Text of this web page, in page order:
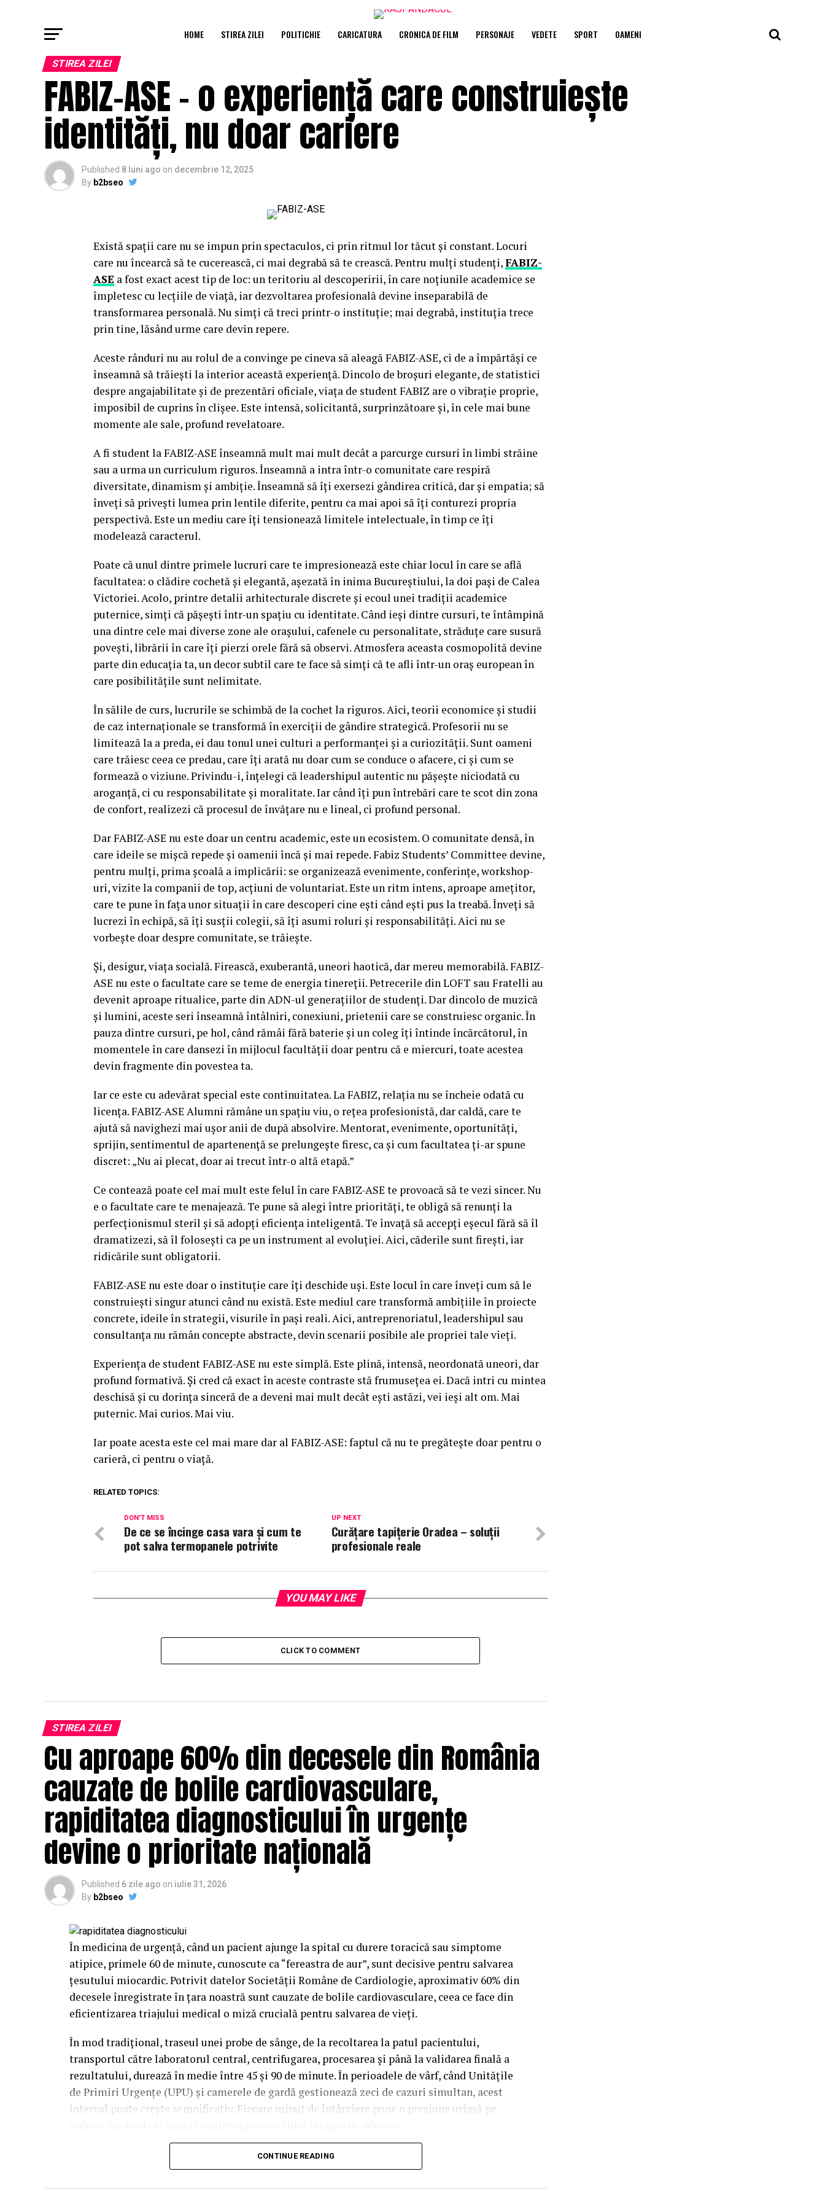
HOME STIREA ZILEI POLITICHIE CARICATURA CRONICA DE FILM PERSONAJE VEDETE SPORT OAMENI
STIREA ZILEI
FABIZ-ASE – o experiență care construiește
identități, nu doar cariere
Published 8 luni ago on decembrie 12, 2025
By b2bseo
Există spații care nu se impun prin spectaculos, ci prin ritmul lor tăcut și constant. Locuri
care nu încearcă să te cucerească, ci mai degrabă să te crească. Pentru mulţi studenţi,FABIZ-
ASE a fost exact acest tip de loc: un teritoriu al descoperirii, în care noțiunile academice se
împletesc cu lecțiile de viață, iar dezvoltarea profesională devine inseparabilă de
transformarea personală. Nu simți că treci printr-o instituție; mai degrabă, instituția trece
prin tine, lăsând urme care devin repere.
Aceste rânduri nu au rolul de a convinge pe cineva să aleagă FABIZ-ASE, ci de a împărtăși ce
înseamnă să trăiești la interior această experiență. Dincolo de broșuri elegante, de statistici
despre angajabilitate și de prezentări oficiale, viața de student FABIZ are o vibrație proprie,
imposibil de cuprins în clișee. Este intensă, solicitantă, surprinzătoare și, în cele mai bune
momente ale sale, profund revelatoare.
A fi student la FABIZ-ASE înseamnă mult mai mult decât a parcurge cursuri în limbi străine
sau a urma un curriculum riguros. Înseamnă a intra într-o comunitate care respiră
diversitate, dinamism și ambiție. Înseamnă să îți exersezi gândirea critică, dar și empatia; să
înveți să privești lumea prin lentile diferite, pentru ca mai apoi să îți conturezi propria
perspectivă. Este un mediu care îți tensionează limitele intelectuale, în timp ce îți
modelează caracterul.
Poate că unul dintre primele lucruri care te impresionează este chiar locul în care se află
facultatea: o clădire cochetă și elegantă, așezată în inima Bucureștiului, la doi pași de Calea
Victoriei. Acolo, printre detalii arhitecturale discrete și ecoul unei tradiții academice
puternice, simți că pășești într-un spațiu cu identitate. Când ieși dintre cursuri, te întâmpină
una dintre cele mai diverse zone ale orașului, cafenele cu personalitate, străduțe care susură
povești, librării în care îți pierzi orele fără să observi. Atmosfera aceasta cosmopolită devine
parte din educația ta, un decor subtil care te face să simți că te afli într-un oraș european în
care posibilitățile sunt nelimitate.
În sălile de curs, lucrurile se schimbă de la cochet la riguros. Aici, teorii economice și studii
de caz internaționale se transformă în exerciții de gândire strategică. Profesorii nu se
limitează la a preda, ei dau tonul unei culturi a performanței și a curiozității. Sunt oameni
care trăiesc ceea ce predau, care îți arată nu doar cum se conduce o afacere, ci și cum se
formează o viziune. Privindu-i, înțelegi că leadershipul autentic nu pășește niciodată cu
aroganță, ci cu responsabilitate și moralitate. Iar când îți pun întrebări care te scot din zona
de confort, realizezi că procesul de învățare nu e lineal, ci profund personal.
Dar FABIZ-ASE nu este doar un centru academic, este un ecosistem. O comunitate densă, în
care ideile se mișcă repede și oamenii încă și mai repede. Fabiz Students’ Committee devine,
pentru mulți, prima școală a implicării: se organizează evenimente, conferințe, workshop-
uri, vizite la companii de top, acțiuni de voluntariat. Este un ritm intens, aproape amețitor,
care te pune în fața unor situații în care descoperi cine ești când ești pus la treabă. Înveți să
lucrezi în echipă, să îți susții colegii, să îți asumi roluri și responsabilități. Aici nu se
vorbește doar despre comunitate, se trăiește.
Și, desigur, viața socială. Firească, exuberantă, uneori haotică, dar mereu memorabilă. FABIZ-
ASE nu este o facultate care se teme de energia tinereții. Petrecerile din LOFT sau Fratelli au
devenit aproape ritualice, parte din ADN-ul generațiilor de studenți. Dar dincolo de muzică
și lumini, aceste seri înseamnă întâlniri, conexiuni, prietenii care se construiesc organic. În
pauza dintre cursuri, pe hol, când rămâi fără baterie și un coleg îți întinde încărcătorul, în
momentele în care dansezi în mijlocul facultății doar pentru că e miercuri, toate acestea
devin fragmente din povestea ta.
Iar ce este cu adevărat special este continuitatea. La FABIZ, relația nu se încheie odată cu
licența. FABIZ-ASE Alumni rămâne un spațiu viu, o rețea profesionistă, dar caldă, care te
ajută să navighezi mai ușor anii de după absolvire. Mentorat, evenimente, oportunități,
sprijin, sentimentul de apartenență se prelungește firesc, ca și cum facultatea ți-ar spune
discret: „Nu ai plecat, doar ai trecut într-o altă etapă.”
Ce contează poate cel mai mult este felul în care FABIZ-ASE te provoacă să te vezi sincer. Nu
e o facultate care te menajează. Te pune să alegi între priorități, te obligă să renunți la
perfecționismul steril și să adopți eficiența inteligentă. Te învață să accepți eșecul fără să îl
dramatizezi, să îl folosești ca pe un instrument al evoluției. Aici, căderile sunt firești, iar
ridicările sunt obligatorii.
FABIZ-ASE nu este doar o instituție care îți deschide uși. Este locul în care înveți cum să le
construiești singur atunci când nu există. Este mediul care transformă ambițiile în proiecte
concrete, ideile în strategii, visurile în pași reali. Aici, antreprenoriatul, leadershipul sau
consultanța nu rămân concepte abstracte, devin scenarii posibile ale propriei tale vieți.
Experiența de student FABIZ-ASE nu este simplă. Este plină, intensă, neordonată uneori, dar
profund formativă. Și cred că exact în aceste contraste stă frumusețea ei. Dacă intri cu mintea
deschisă și cu dorința sinceră de a deveni mai mult decât ești astăzi, vei ieși alt om. Mai
puternic. Mai curios. Mai viu.
Iar poate acesta este cel mai mare dar al FABIZ-ASE: faptul că nu te pregătește doar pentru o
carieră, ci pentru o viață.
RELATED TOPICS:
UP NEXT
Curățare tapițerie Oradea – soluții
profesionale reale
DON'T MISS
De ce se încinge casa vara și cum te
pot salva termopanele potrivite
YOU MAY LIKE
CLICK TO COMMENT
STIREA ZILEI
Cu aproape 60% din decesele din România
cauzate de bolile cardiovasculare,
rapiditatea diagnosticului în urgențe
devine o prioritate națională
Published 6 zile ago on iulie 31, 2026
By b2bseo
În medicina de urgență, când un pacient ajunge la spital cu durere toracică sau simptome
atipice, primele 60 de minute, cunoscute ca “fereastra de aur”, sunt decisive pentru salvarea
țesutului miocardic. Potrivit datelor Societății Române de Cardiologie, aproximativ 60% din
decesele înregistrate în țara noastră sunt cauzate de bolile cardiovasculare, ceea ce face din
eficientizarea triajului medical o miză crucială pentru salvarea de vieți.
În mod tradițional, traseul unei probe de sânge, de la recoltarea la patul pacientului,
transportul către laboratorul central, centrifugarea, procesarea și până la validarea finală a
rezultatului, durează în medie între 45 și 90 de minute. În perioadele de vârf, când Unitățile
de Primiri Urgențe (UPU) și camerele de gardă gestionează zeci de cazuri simultan, acest
interval poate crește semnificativ. Fiecare minut de întârziere pune o presiune uriașă pe
Presiunea pe sistemul de urgență și nevoia de decizii
rapide
CONTINUE READING